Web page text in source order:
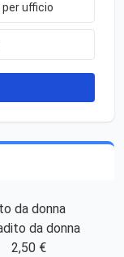
ufficio
da donna
2,50 €